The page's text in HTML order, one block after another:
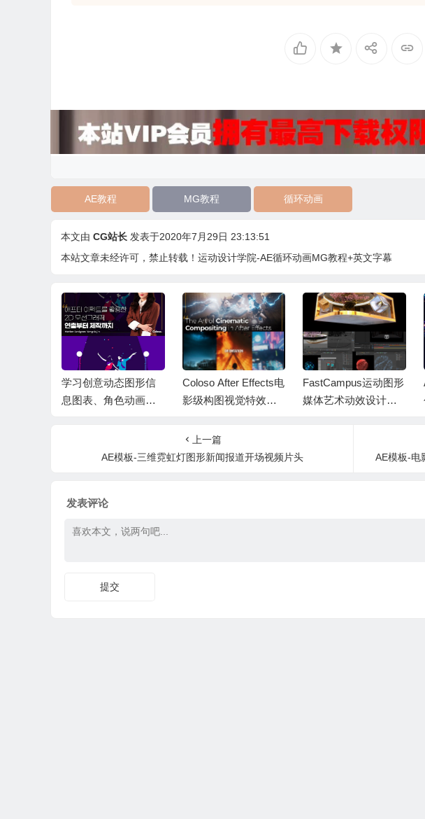
AE教程 MG教程 循环动画
本文由 CG站长 发表于2020年7月29日 23:13:51
本站文章未经许可，禁止转载！ 运动设计学院-AE循环动画MG教程+英文字幕
学习创意动态图形信
息图表、角色动画、
+中文字幕
Coloso After Effects电
影级构图视觉特效合
of Cinematic Composi
ting
FastCampus运动图形
媒体艺术动效设计实
上一篇
AE模板-三维霓虹灯图形新闻报道开场视频片头
AE模板-电
发表评论